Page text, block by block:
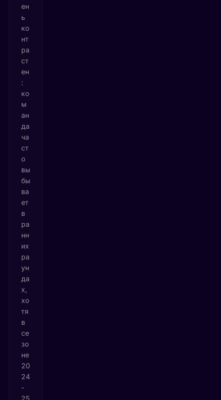
ен
ь
ко
нт
ра
ст
ен
:
ко
м
ан
да
ча
ст
о
вы
бы
ва
ет
в
ра
нн
их
ра
ун
да
х,
хо
тя
в
се
зо
не
20
24
-
25